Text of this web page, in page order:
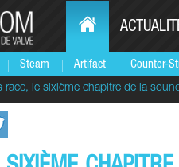
Steam Artifact Counter-
race, le sixième chapitre de la